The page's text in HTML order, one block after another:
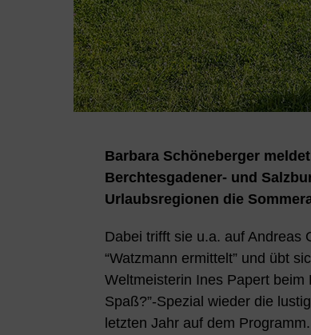
Barbara Schöneberger
Berchtesgadener- und
Urlaubsregionen die
Dabei trifft sie u.a. auf Andreas
“Watzmann ermittelt” und übt
Weltmeisterin Ines Papert beim
Spaß?”-Spezial wieder die
letzten Jahr auf dem